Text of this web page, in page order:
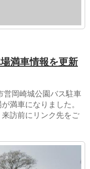
満車情報を更新
営岡崎城公園バス駐車
満車になりました。
訪前にリンク先をご